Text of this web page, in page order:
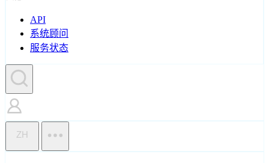
API
系统顾问
服务状态
ZH